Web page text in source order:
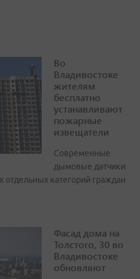
Во
Владивостоке
жителям
бесплатно
устанавливают
пожарные
извещатели
Современные
дымовые датчики
отдельных категорий граждан
Фасад дома на
Толстого, 30 во
Владивостоке
обновляют